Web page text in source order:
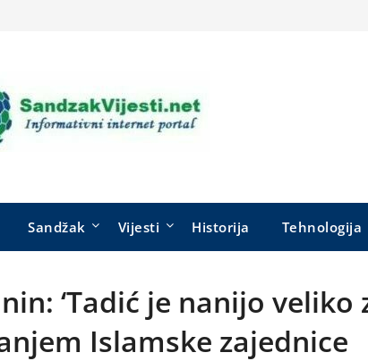
Sandžak Vijesti Historija Tehnologija
‘Tadić je nanijo veliko
Islamske zajednice